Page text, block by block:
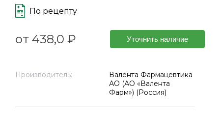
По рецепту
от 438,0 ₽ Уточнить наличие
Производитель:
Валента Фармацевтика
АО (АО «Валента
Фарм») (Россия)